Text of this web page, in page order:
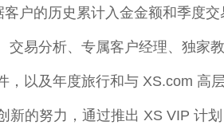
户的历史累计入金金额和季度交
易分析、专属客户经理、独家教
以及年度旅行和与 XS.com 高
的努力，通过推出 XS VIP 计